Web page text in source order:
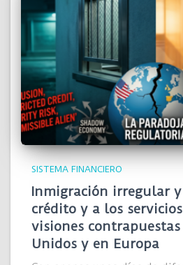
SISTEMA FINANCIERO
Inmigración irregular y
crédito y a los
visiones
Unidos y en Europa